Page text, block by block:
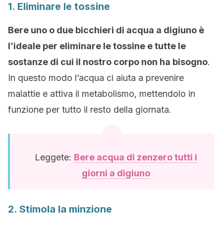
1. Eliminare le tossine
Bere uno o due bicchieri di acqua a digiuno è
l’ideale per eliminare le tossine e tutte le
sostanze di cui il nostro corpo non ha bisogno.
In questo modo l’acqua ci aiuta a prevenire
malattie e attiva il metabolismo, mettendolo in
funzione per tutto il resto della giornata.
Leggete: Bere acqua di zenzero tutti i
giorni a digiuno
2. Stimola la minzione